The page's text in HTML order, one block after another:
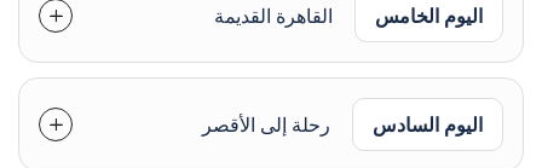
اليوم الخامس القاهرة القديمة
اليوم السادس رحلة إلى الأقصر